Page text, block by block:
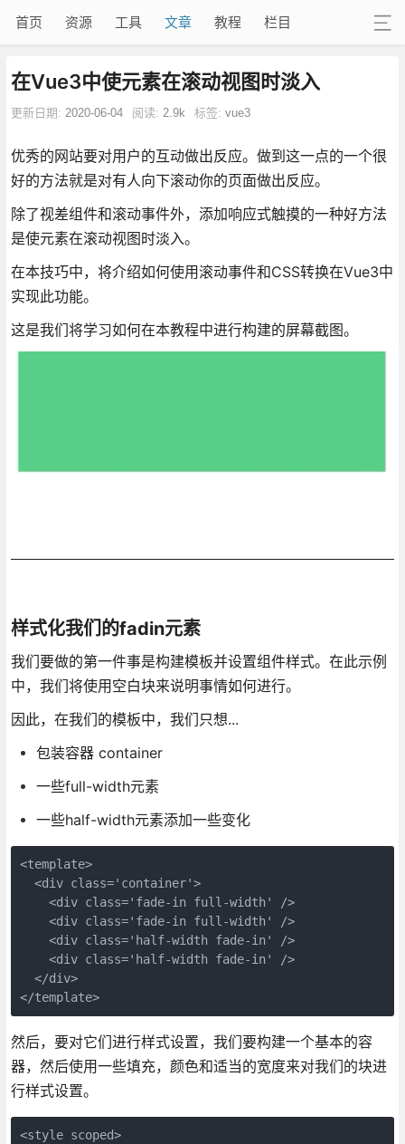
首页 资源 工具 文章 教程 栏目
在Vue3中使元素在滚动视图时淡入
更新日期: 2020-06-04 阅读: 2.9k 标签: vue3
优秀的网站要对用户的互动做出反应。做到这一点的一个很
好的方法就是对有人向下滚动你的页面做出反应。
除了视差组件和滚动事件外，添加响应式触摸的一种好方法
是使元素在滚动视图时淡入。
在本技巧中，将介绍如何使用滚动事件和CSS转换在Vue3中
实现此功能。
这是我们将学习如何在本教程中进行构建的屏幕截图。
样式化我们的fadin元素
我们要做的第一件事是构建模板并设置组件样式。在此示例
中，我们将使用空白块来说明事情如何进行。
因此，在我们的模板中，我们只想...
包装容器 container
一些full-width元素
一些half-width元素添加一些变化
<template>
  <div class='container'>
    <div class='fade-in full-width' />
    <div class='fade-in full-width' />
    <div class='half-width fade-in' />
    <div class='half-width fade-in' />
  </div>
</template>
然后，要对它们进行样式设置，我们要构建一个基本的容
器，然后使用一些填充，颜色和适当的宽度来对我们的块进
行样式设置。
<style scoped>